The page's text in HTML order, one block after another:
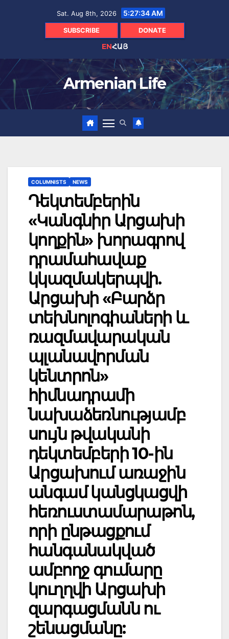
Sat. Aug 8th, 2026 5:27:35 AM
SUBSCRIBE DONATE
ENՀԱՅ
Armenian Life
COLUMNISTS NEWS
Դեկտեմբերին
«Կանգնիր Արցախի
կողքին» խորագրով
դրամահավաք
կկազմակերպվի.
Արցախի «Բարձր
տեխնոլոգիաների և
ռազմավարական
պլանավորման
կենտրոն»
հիմնադրամի
նախաձեռնությամբ
սույն թվականի
դեկտեմբերի 10-ին
Արցախում առաջին
անգամ կանցկացվի
հեռուստամարաթոն,
որի ընթացքում
հանգանակված
ամբողջ գումարը
կուղղվի Արցախի
զարգացմանն ու
շենացմանը: